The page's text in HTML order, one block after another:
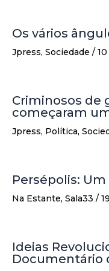
Os vários
Jpress, Sociedade /
Criminosos de
começaram
Jpress, Política,
Persépolis:
Na Estante, Sala33 /
Ideias
Documentário